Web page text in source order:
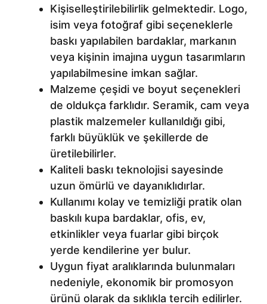
Kişiselleştirilebilirlik gelmektedir. Logo,
isim veya fotoğraf gibi seçeneklerle
baskı yapılabilen bardaklar, markanın
veya kişinin imajına uygun tasarımların
yapılabilmesine imkan sağlar.
Malzeme çeşidi ve boyut seçenekleri
de oldukça farklıdır. Seramik, cam veya
plastik malzemeler kullanıldığı gibi,
farklı büyüklük ve şekillerde de
üretilebilirler.
Kaliteli baskı teknolojisi sayesinde
uzun ömürlü ve dayanıklıdırlar.
Kullanımı kolay ve temizliği pratik olan
baskılı kupa bardaklar, ofis, ev,
etkinlikler veya fuarlar gibi birçok
yerde kendilerine yer bulur.
Uygun fiyat aralıklarında bulunmaları
nedeniyle, ekonomik bir promosyon
ürünü olarak da sıklıkla tercih edilirler.